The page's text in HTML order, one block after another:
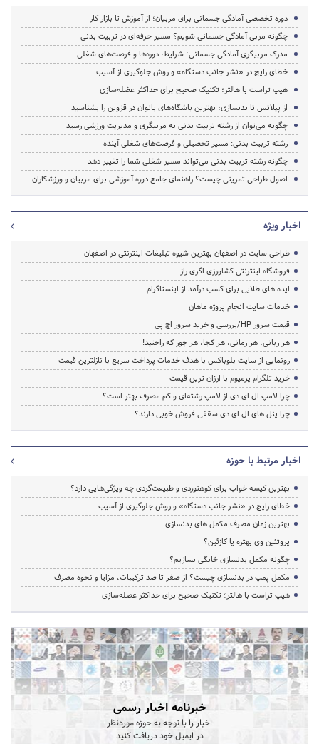
دوره تخصصی آمادگی جسمانی برای مربیان؛ از آموزش تا بازار کار
چگونه مربی آمادگی جسمانی شویم؟ مسیر حرفه‌ای در تربیت بدنی
مدرک مربیگری آمادگی جسمانی؛ شرایط، دوره‌ها و فرصت‌های شغلی
خطای رایج در «نشر جانب دستگاه» و روش جلوگیری از آسیب
هیپ تراست با هالتر؛ تکنیک صحیح برای حداکثر عضله‌سازی
از پیلاتس تا بدنسازی؛ بهترین باشگاه‌های بانوان در قزوین را بشناسید
چگونه می‌توان از رشته تربیت بدنی به مربیگری و مدیریت ورزشی رسید
رشته تربیت بدنی: مسیر تحصیلی و فرصت‌های شغلی آینده
چگونه رشته تربیت بدنی می‌تواند مسیر شغلی شما را تغییر دهد
اصول طراحی تمرینی چیست؟ راهنمای جامع دوره آموزشی برای مربیان و ورزشکاران
اخبار ویژه
طراحی سایت در اصفهان بهترین شیوه تبلیغات اینترنتی در اصفهان
فروشگاه اینترنتی کشاورزی اگری راز
ایده های طلایی برای کسب درآمد از اینستاگرام
خدمات سایت انجام پروژه ماهان
قیمت سرور HP/بررسی و خرید سرور اچ پی
هر زبانی، هر زمانی، هر کجا، هر جور که راحتید!
رونمایی از سایت بلوباکس با هدف خدمات پرداخت سریع با نازلترین قیمت
خرید تلگرام پرمیوم با ارزان ترین قیمت
چرا لامپ ال ای دی از لامپ رشته‌ای و کم مصرف بهتر است؟
چرا پنل های ال ای دی سقفی فروش خوبی دارند؟
اخبار مرتبط با حوزه
بهترین کیسه خواب برای کوهنوردی و طبیعت‌گردی چه ویژگی‌هایی دارد؟
خطای رایج در «نشر جانب دستگاه» و روش جلوگیری از آسیب
بهترین زمان مصرف مکمل های بدنسازی
پروتئین وی بهتره یا کازئین؟
چگونه مکمل بدنسازی خانگی بسازیم؟
مکمل پمپ در بدنسازی چیست؟ از صفر تا صد ترکیبات، مزایا و نحوه مصرف
هیپ تراست با هالتر؛ تکنیک صحیح برای حداکثر عضله‌سازی
خبرنامه اخبار رسمی
اخبار را با توجه به حوزه موردنظر
در ایمیل خود دریافت کنید